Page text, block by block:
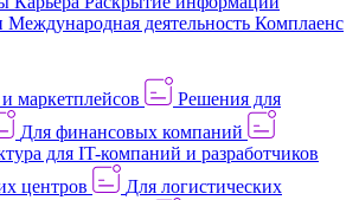
Международная деятельность Комплаенс
маркетплейсов
Решения для
Для финансовых компаний
для IT-компаний и разработчиков
центров
Для логистических